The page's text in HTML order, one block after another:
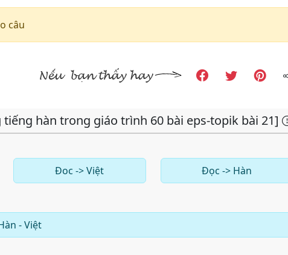
câu
tiếng hàn trong giáo trình 60 bài eps-topik bài 21]
Đoc -> Việt Đọc -> Hàn
- Việt